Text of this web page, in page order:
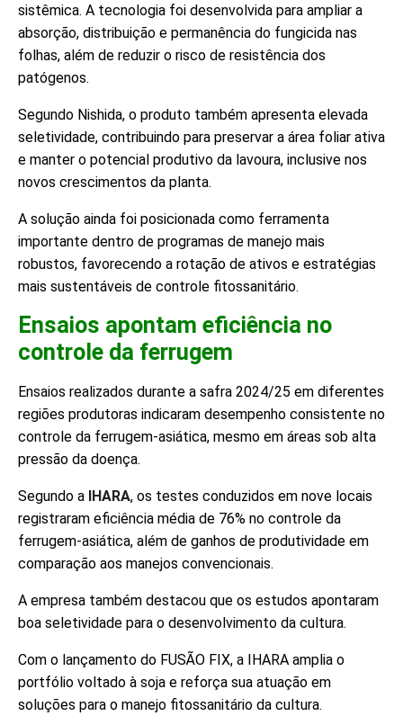
sistêmica. A tecnologia foi desenvolvida para ampliar a
absorção, distribuição e permanência do fungicida nas
folhas, além de reduzir o risco de resistência dos
patógenos.
Segundo Nishida, o produto também apresenta elevada
seletividade, contribuindo para preservar a área foliar ativa
e manter o potencial produtivo da lavoura, inclusive nos
novos crescimentos da planta.
A solução ainda foi posicionada como ferramenta
importante dentro de programas de manejo mais
robustos, favorecendo a rotação de ativos e estratégias
mais sustentáveis de controle fitossanitário.
Ensaios apontam eficiência no
controle da ferrugem
Ensaios realizados durante a safra 2024/25 em diferentes
regiões produtoras indicaram desempenho consistente no
controle da ferrugem-asiática, mesmo em áreas sob alta
pressão da doença.
Segundo a IHARA, os testes conduzidos em nove locais
registraram eficiência média de 76% no controle da
ferrugem-asiática, além de ganhos de produtividade em
comparação aos manejos convencionais.
A empresa também destacou que os estudos apontaram
boa seletividade para o desenvolvimento da cultura.
Com o lançamento do FUSÃO FIX, a IHARA amplia o
portfólio voltado à soja e reforça sua atuação em
soluções para o manejo fitossanitário da cultura.